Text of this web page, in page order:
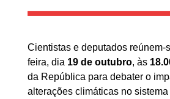
Cientistas e deputados reúnem-
feira, dia 19 de outubro, às
da República para debater o
alterações climáticas no sistema